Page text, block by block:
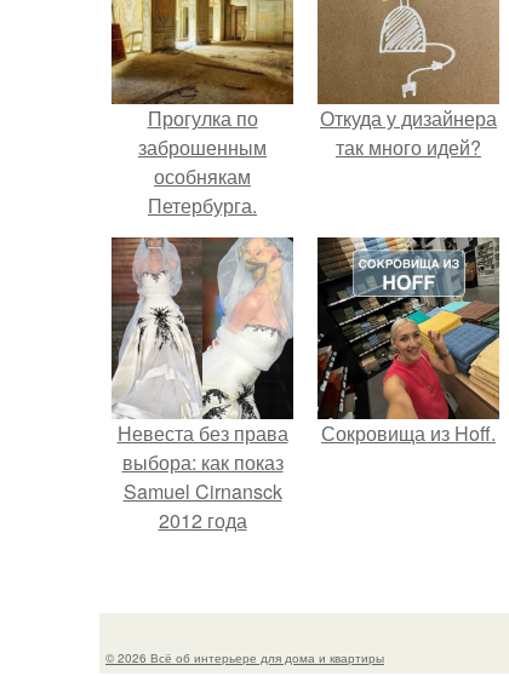
Прогулка по
заброшенным
особнякам
Петербурга.
Откуда у дизайнера
так много идей?
Невеста без права
выбора: как показ
Samuel Cirnansck
2012 года
принуждения.
Сокровища из Hoff.
© 2026 Всё об интерьере для дома и квартиры